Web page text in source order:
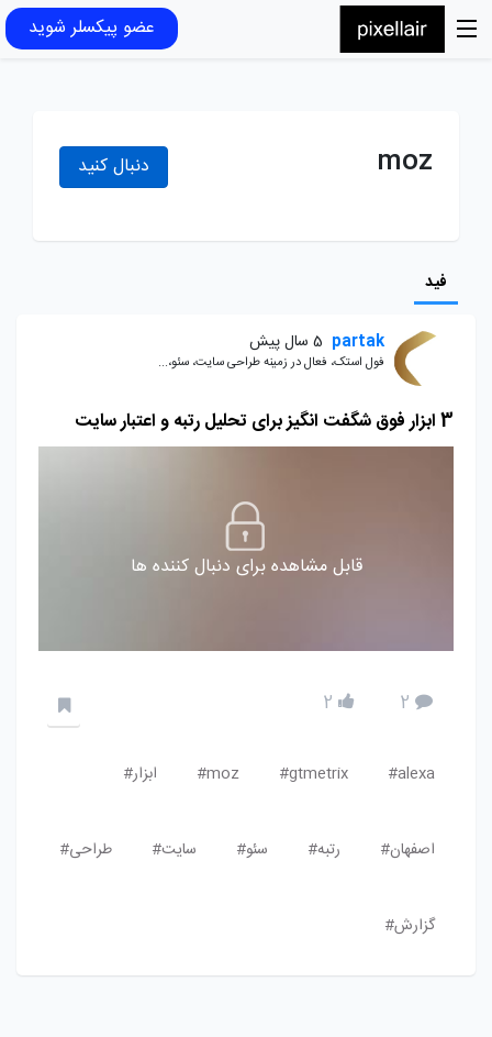
عضو پیکسلر شوید
moz دنبال کنید
فید
partak 5 سال پیش
فول استک، فعال در زمینه طراحی سایت، سئو،...
3 ابزار فوق شگفت انگیز برای تحلیل رتبه و اعتبار سایت
قابل مشاهده برای دنبال کننده ها
2
2
alexa#
gtmetrix#
moz# ابزار#
اصفهان# رتبه# سئو# سایت# طراحی#
گزارش#